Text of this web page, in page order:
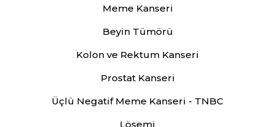
Meme Kanseri
Beyin Tümörü
Kolon ve Rektum Kanseri
Prostat Kanseri
Üçlü Negatif Meme Kanseri - TNBC
Lösemi